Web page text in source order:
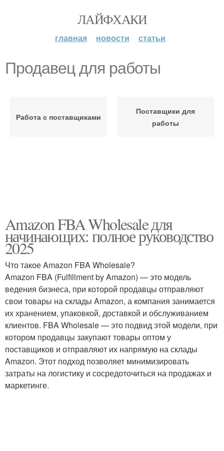
ЛАЙФХАКИ
главная новости статьи
Продавец для работы
Работа с поставщиками
Поставщики для
работы
Amazon FBA Wholesale для
начинающих: полное руководство
2025
Что такое Amazon FBA Wholesale?
Amazon FBA (Fulfillment by Amazon) — это модель
ведения бизнеса, при которой продавцы отправляют
свои товары на склады Amazon, а компания занимается
их хранением, упаковкой, доставкой и обслуживанием
клиентов. FBA Wholesale — это подвид этой модели, при
котором продавцы закупают товары оптом у
поставщиков и отправляют их напрямую на склады
Amazon. Этот подход позволяет минимизировать
затраты на логистику и сосредоточиться на продажах и
маркетинге.